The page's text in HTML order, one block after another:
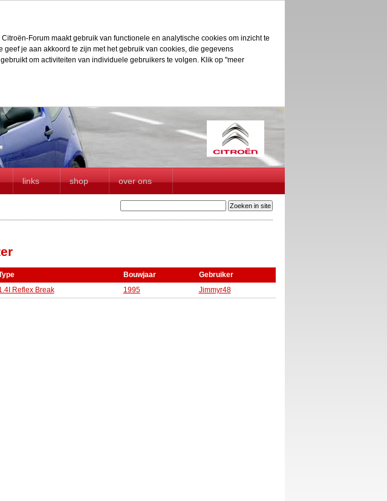
Forum maakt gebruik van functionele en analytische cookies om inzicht te
je aan akkoord te zijn met het gebruik van cookies, die gegevens
om activiteiten van individuele gebruikers te volgen. Klik op "meer
links shop over ons
Bouwjaar
Gebruiker
Reflex Break 1995 Jimmyr48